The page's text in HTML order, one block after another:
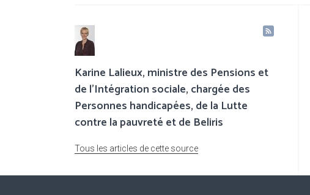
Karine Lalieux, ministre des Pensions et
de l’Intégration sociale, chargée des
Personnes handicapées, de la Lutte
contre la pauvreté et de Beliris
Tous les articles de cette source